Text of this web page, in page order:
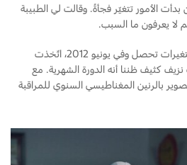
وحتى عام 2010 حين بدأت الأمور تتغيّر فجأةً. وقالت لي الطبيبة
لا يعرفون ما السبب.
فاستأصلتها ولكن ظلت هذه التغيرات تحصل وفي يونيو 2012، اتّخذت
كثيف ظننا أنه الدورة الشهرية. مع
بالرنين المغناطيسي السنوي للمراقبة